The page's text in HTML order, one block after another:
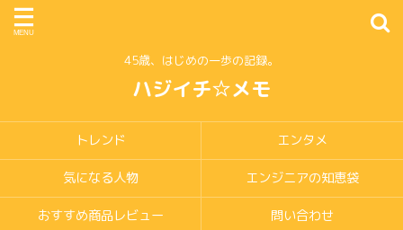
45歳、はじめの一歩の記録。
ハジイチ☆メモ
トレンド エンタメ
気になる人物 エンジニアの知恵袋
おすすめ商品レビュー 問い合わせ